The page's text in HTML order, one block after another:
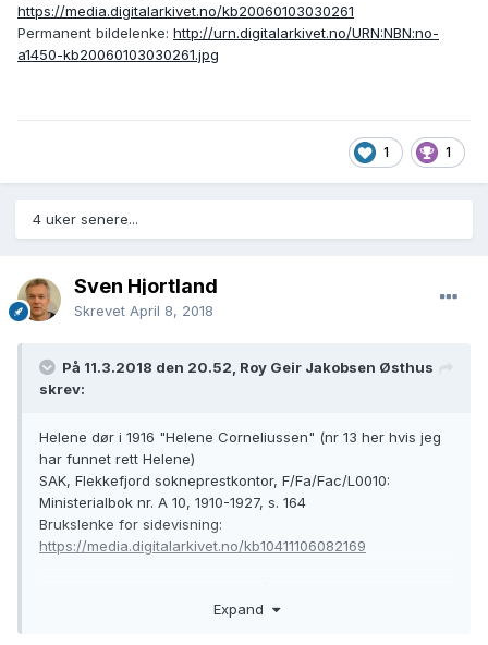
https://media.digitalarkivet.no/kb20060103030261
Permanent bildelenke: http://urn.digitalarkivet.no/URN:NBN:no-
a1450-kb20060103030261.jpg
1 1
4 uker senere...
Sven Hjortland
Skrevet April 8, 2018
På 11.3.2018 den 20.52, Roy Geir Jakobsen Østhus
skrev:
Helene dør i 1916 "Helene Corneliussen" (nr 13 her hvis jeg
har funnet rett Helene)
SAK, Flekkefjord sokneprestkontor, F/Fa/Fac/L0010:
Ministerialbok nr. A 10, 1910-1927, s. 164
Brukslenke for sidevisning:
https://media.digitalarkivet.no/kb10411106082169
Expand